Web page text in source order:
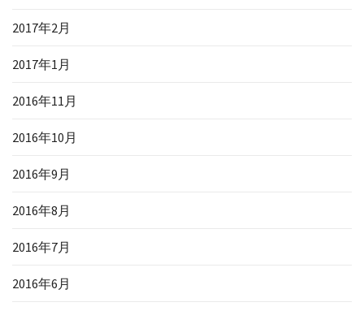
2017年2月
2017年1月
2016年11月
2016年10月
2016年9月
2016年8月
2016年7月
2016年6月